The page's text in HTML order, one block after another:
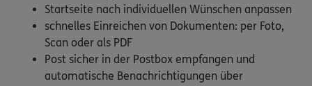
Startseite nach individuellen Wünschen anpassen
schnelles Einreichen von Dokumenten: per Foto,
Scan oder als PDF
Post sicher in der Postbox empfangen und
automatische Benachrichtigungen über